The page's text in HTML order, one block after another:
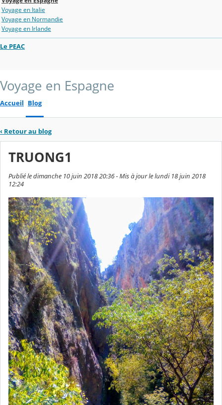
Voyage en Italie
Voyage en Normandie
Voyage en Irlande
Le PEAC
Voyage en Espagne
Accueil Blog
‹ Retour au blog
TRUONG1
Publié le dimanche 10 juin 2018 20:36 - Mis à jour le lundi 18 juin 2018
12:24